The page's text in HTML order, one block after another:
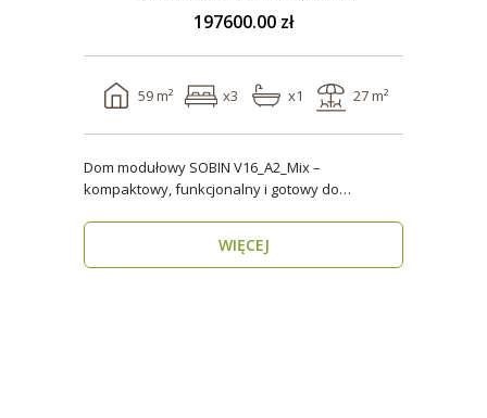
197600.00 zł
59 m² x3 x1 27 m²
Dom modułowy SOBIN V16_A2_Mix –
kompaktowy, funkcjonalny i gotowy do
WIĘCEJ